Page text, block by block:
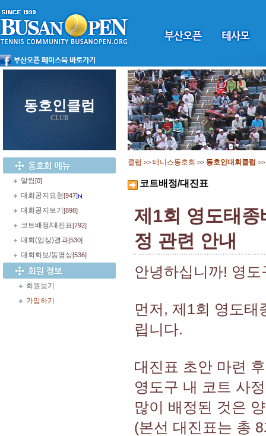
동호인클럽
CLUB
알림[0]
대회공지요청[947]
대회공지보기 [898]
코트배정/대진표[792]
대회(입상)결과[530]
대회화보/동영상[536]
회원보기
가입하기
클럽 >> 테니스동호회 >> 동호인대회클럽 >>
코트배정/대진표
제1회 영도태
정 관련 안내
안녕하십니까! 영
먼저, 제1회 영도태
립니다.
대진표 초안 마련
영도구 내 코트 사
많이 배정된 것은
(본선 대진표는 총